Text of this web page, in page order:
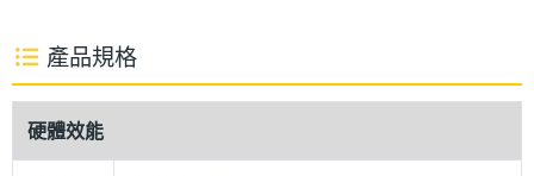
色與黑白兩種的閱讀模式，增強舒適的閱讀體驗。
輕薄機身設計
Lenovo Tab P11 (第2代) LTE 機身採用雙色調飾面和
產品規格
硬體效能